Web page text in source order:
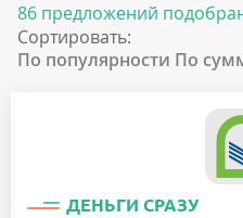
86 предложений
Сортировать:
По популярности По
ДЕНЬГИ СРАЗУ